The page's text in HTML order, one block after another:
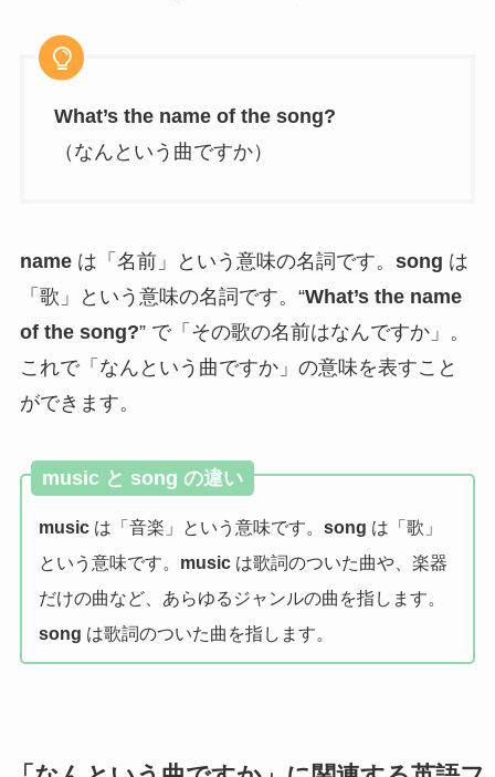
What’s the name of the song?
（なんという曲ですか）
name は「名前」という意味の名詞です。 song は
「歌」という意味の名詞です。“What’s the name
of the song?” で「その歌の名前はなんですか」。
これで「なんという曲ですか」の意味を表すこと
ができます。
music と song の違い
musicは「音楽」という意味です。 song は「歌」
という意味です。 musicは歌詞のついた曲や、楽器
だけの曲など、あらゆるジャンルの曲を指します。
song は歌詞のついた曲を指します。